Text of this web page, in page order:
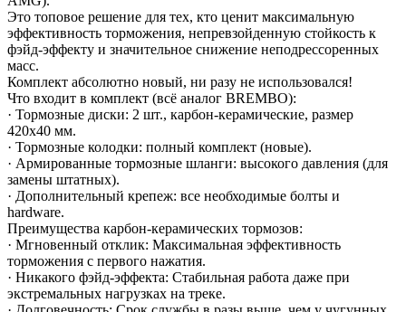
Это топовое решение для тех, кто ценит максимальную
эффективность торможения, непревзойденную стойкость к
фэйд-эффекту и значительное снижение неподрессоренных
масс.
Комплект абсолютно новый, ни разу не использовался!
Что входит в комплект (всё аналог BREMBO):
· Тормозные диски: 2 шт., карбон-керамические, размер
420x40 мм.
· Тормозные колодки: полный комплект (новые).
· Армированные тормозные шланги: высокого давления (для
замены штатных).
· Дополнительный крепеж: все необходимые болты и
hardware.
Преимущества карбон-керамических тормозов:
· Мгновенный отклик: Максимальная эффективность
торможения с первого нажатия.
· Никакого фэйд-эффекта: Стабильная работа даже при
экстремальных нагрузках на треке.